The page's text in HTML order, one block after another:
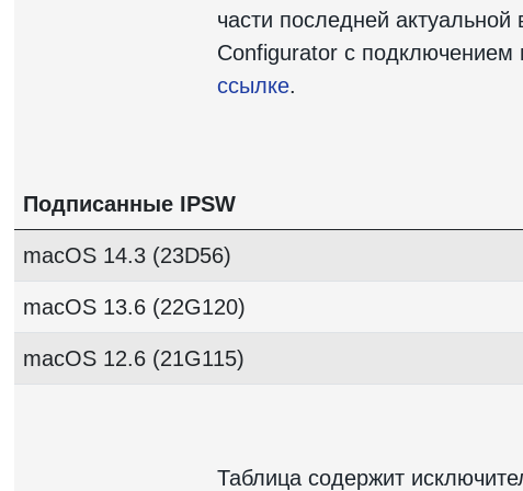
части последней
Configurator с
ссылке.
Подписанные IPSW
macOS 14.3 (23D56)
macOS 13.6 (22G120)
macOS 12.6 (21G115)
Таблица содержит